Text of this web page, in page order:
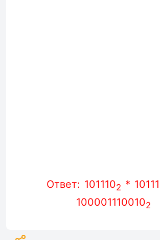
Ответ: 1011102 *
1000011100102